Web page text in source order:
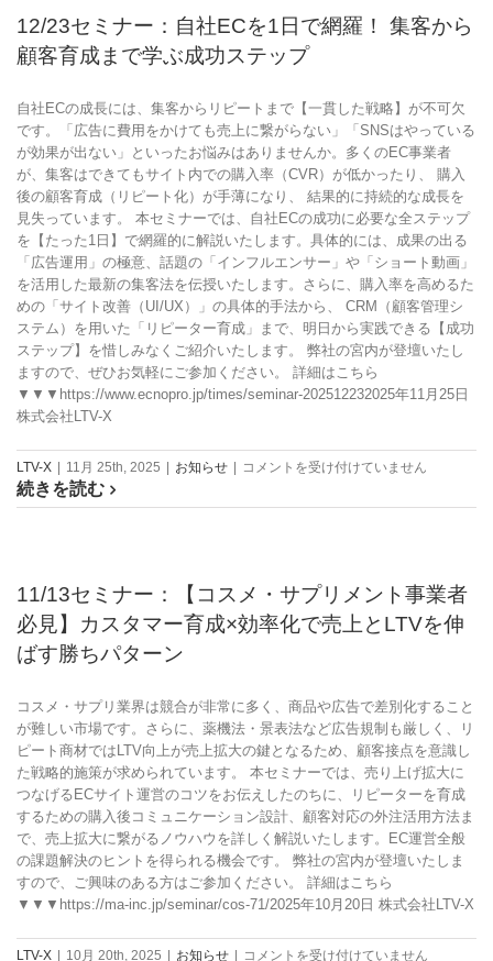
社
EC・
Amazon
必
見！
売
上
を
最
大
化
す
る“EC
で
勝
て
戦
略
12/23セミナー：自社ECを1日で網羅！ 集客から
顧客育成まで学ぶ成功ステップ
自社ECの成長には、集客からリピートまで【一貫した戦略】が不可欠
です。「広告に費用をかけても売上に繋がらない」「SNSはやっている
が効果が出ない」といったお悩みはありませんか。多くのEC事業者
が、集客はできてもサイト内での購入率（CVR）が低かったり、 購入
後の顧客育成（リピート化）が手薄になり、 結果的に持続的な成長を
見失っています。 本セミナーでは、自社ECの成功に必要な全ステップ
を【たった1日】で網羅的に解説いたします。具体的には、成果の出る
「広告運用」の極意、話題の「インフルエンサー」や「ショート動画」
を活用した最新の集客法を伝授いたします。さらに、購入率を高めるた
めの「サイト改善（UI/UX）」の具体的手法から、 CRM（顧客管理シ
ステム）を用いた「リピーター育成」まで、明日から実践できる【成功
ステップ】を惜しみなくご紹介いたします。 弊社の宮内が登壇いたし
ますので、ぜひお気軽にご参加ください。 詳細はこちら
▼▼▼https://www.ecnopro.jp/times/seminar-202512232025年11月25日
株式会社LTV-X
LTV-X 11月 25th, 2025 お知らせ
12/23
ミ
社
EC
で
網
羅！
集
客
か
ら
顧
客
育
ま
コメントを受け付けていません
続きを読む
11/13セミナー：【コスメ・サプリメント事業者
必見】カスタマー育成×効率化で売上とLTVを伸
ばす勝ちパターン
コスメ・サプリ業界は競合が非常に多く、商品や広告で差別化すること
が難しい市場です。さらに、薬機法・景表法など広告規制も厳しく、リ
ピート商材ではLTV向上が売上拡大の鍵となるため、顧客接点を意識し
た戦略的施策が求められています。 本セミナーでは、売り上げ拡大に
つなげるECサイト運営のコツをお伝えしたのちに、リピーターを育成
するための購入後コミュニケーション設計、顧客対応の外注活用方法ま
で、売上拡大に繋がるノウハウを詳しく解説いたします。EC運営全般
の課題解決のヒントを得られる機会です。 弊社の宮内が登壇いたしま
すので、ご興味のある方はご参加ください。 詳細はこちら
▼▼▼https://ma-inc.jp/seminar/cos-71/2025年10月20日 株式会社LTV-X
LTV-X 10月 20th, 2025 お知らせ 11/13
コメントを受け付けていません